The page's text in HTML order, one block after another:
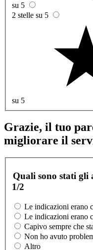
su 5
2 stelle su 5
su 5
Grazie, il tuo
migliorare il
Quali sono stati gli
1/2
Le indicazioni erano
Le indicazioni erano
Capivo sempre che
Non ho avuto
Altro